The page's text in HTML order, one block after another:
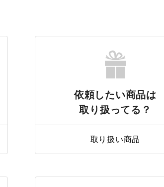
依頼したい商品は
取り扱ってる？
取り扱い商品